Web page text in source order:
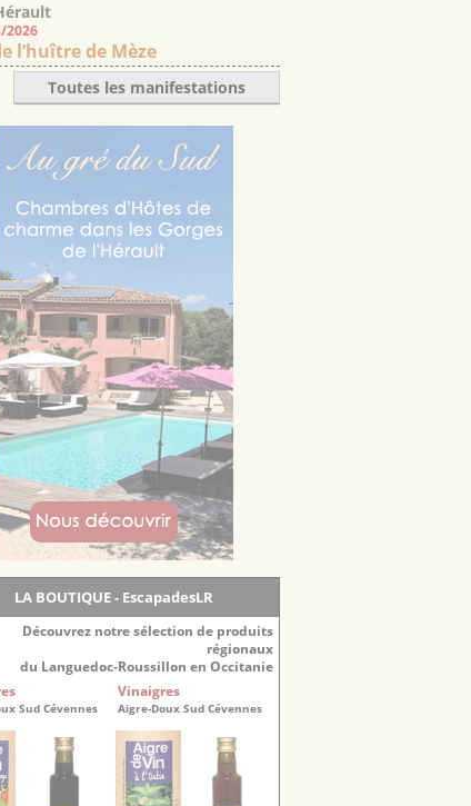
2026
l’huître de Mèze
Toutes les manifestations
LA BOUTIQUE - EscapadesLR
Découvrez notre sélection de produits
régionaux
du Languedoc-Roussillon en Occitanie
Sud Cévennes
Vinaigres
Aigre-Doux Sud Cévennes